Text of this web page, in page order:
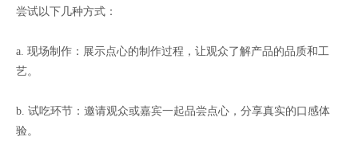
尝试以下几种方式：
a. 现场制作：展示点心的制作过程，让观众了解产品的品质和工
艺。
b. 试吃环节：邀请观众或嘉宾一起品尝点心，分享真实的口感体
验。